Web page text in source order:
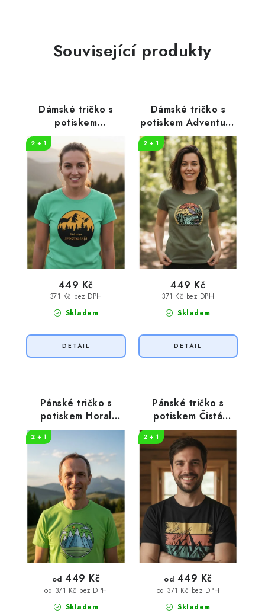
Související produkty
Dámské tričko s
potiskem
Dobrodružství
2 + 1
Skladem
371 Kč bez DPH
449 Kč
Dámské tričko s
potiskem Adventure
in nature
2 + 1
Skladem
371 Kč bez DPH
449 Kč
Pánské tričko s
potiskem Horal
jméno
2 + 1
Skladem
od 371 Kč bez DPH
od 449 Kč
Pánské tričko s
potiskem Čistá
záležitost pruhy
2 + 1
Skladem
od 371 Kč bez DPH
od 449 Kč